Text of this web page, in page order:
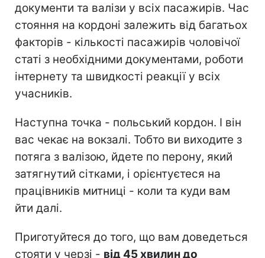
документи та валізи у всіх пасажирів. Час
стояння на кордоні залежить від багатьох
факторів - кількості пасажирів чоловічої
статі з необхідними документами, роботи
інтернету та швидкості реакції у всіх
учасників.
Наступна точка - польський кордон. І він
вас чекає на вокзалі. Тобто ви виходите з
потяга з валізою, йдете по перону, який
затягнутий сітками, і орієнтуєтеся на
працівників митниці - коли та куди вам
йти далі.
Приготуйтеся до того, що вам доведеться
стояти у черзі - від 45 хвилин до